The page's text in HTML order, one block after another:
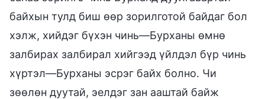
байхын тулд биш өөр зорилготой байдаг бол
хэлж, хийдэг бүхэн чинь—Бурханы өмнө
залбирах залбирал хийгээд үйлдэл бүр чинь
хүртэл—Бурханы эсрэг байх болно. Чи
зөөлөн дуутай, эелдэг зан ааштай байж